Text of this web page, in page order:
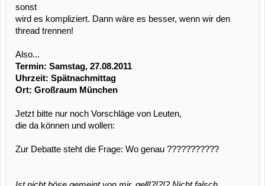
sonst
wird es kompliziert. Dann wäre es besser, wenn wir den
thread trennen!
Also...
Termin: Samstag, 27.08.2011
Uhrzeit: Spätnachmittag
Ort: Großraum München
Jetzt bitte nur noch Vorschläge von Leuten,
die da können und wollen:
Zur Debatte steht die Frage: Wo genau ???????????